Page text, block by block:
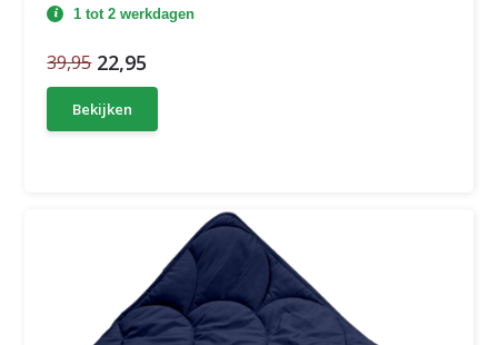
1 tot 2 werkdagen
39,95 22,95
Bekijken